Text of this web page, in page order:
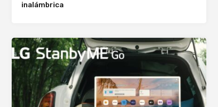
inalámbrica